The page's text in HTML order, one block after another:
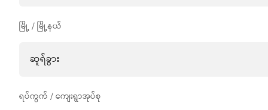
မြို့ / မြို့နယ်
ဆူရ်ခွား
ရပ်ကွက် / ကျေးရွာအုပ်စု